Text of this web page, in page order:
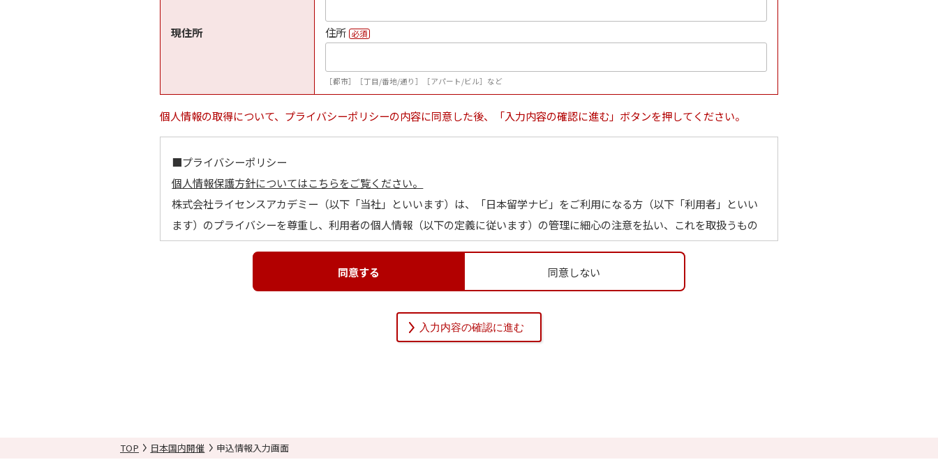
現住所 住所 必須
［都市］［丁目/番地/通り］［アパート/ビル］など
個人情報の取得について、プライバシーポリシーの内容に同意した後、「入力内容の確認に進む」ボタンを押してください。
■プライバシーポリシー
個人情報保護方針についてはこちらをご覧ください。
株式会社ライセンスアカデミー（以下「当社」といいます）は、「日本留学ナビ」をご利用になる方（以下「利用者」といい
ます）のプライバシーを尊重し、利用者の個人情報（以下の定義に従います）の管理に細心の注意を払い、これを取扱うもの
とします。
他の記述等により当該利用者を識別できるものをいいます。また、その情報のみでは識別できない場合でも、他の情報と容易
に照合することができ、結果的に利用者個人を識別できるものも個人情報に含まれます。
（１）「日本留学ナビ」の会員登録者の個人認証及び会員向け各種サービスの提供
同意する 同意しない
TOP 日本国内開催 申込情報入力画面